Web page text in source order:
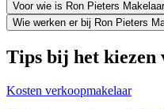
Voor wie is Ron Pieters
Wie werken er bij Ron Pieters
Tips bij het kiezen
Kosten verkoopmakelaar